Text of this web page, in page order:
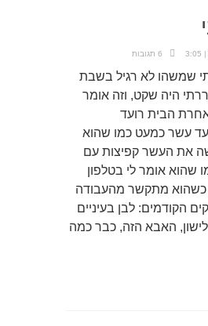
6 תגובות
שמשהו לא רגיל בשבת
היה שקט, וזה אומר
הבית רועד
עד עשר כמעט כמו שהוא
את העשר קפיצות עם
שהוא אומר לי בטלפון
כשהוא מתקשר מהעבודה
הקודמים: לבן בעיניים
לישון, האבא הזה, כבר כמה